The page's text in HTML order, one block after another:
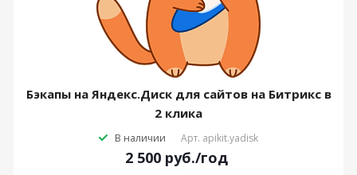
Бэкапы на Яндекс.Диск для сайтов на Битрикс в
2 клика
В наличии Арт. apikit.yadisk
2 500 руб./год